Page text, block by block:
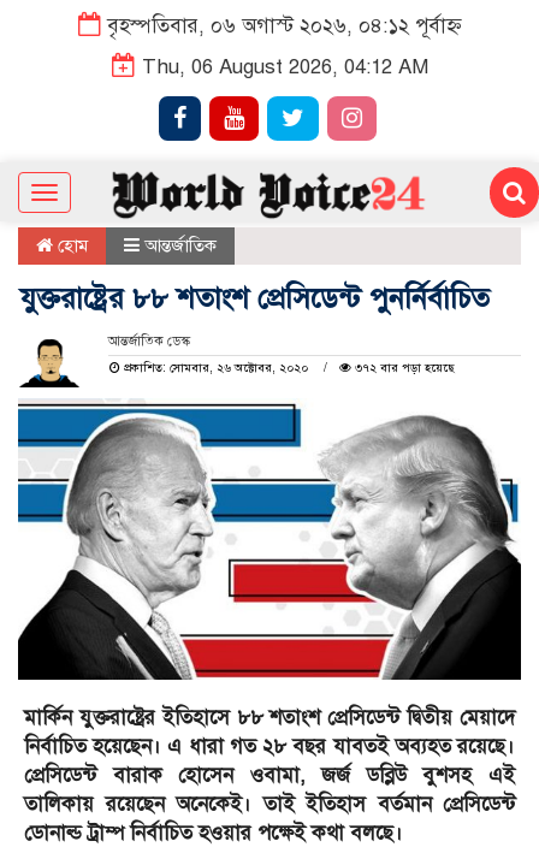
বৃহস্পতিবার, ০৬ অগাস্ট ২০২৬, ০৪:১২ পূর্বাহ্ন
Thu, 06 August 2026, 04:12 AM
Toggle
navigation
হোম আন্তর্জাতিক
যুক্তরাষ্ট্রের ৮৮ শতাংশ প্রেসিডেন্ট পুনর্নির্বাচিত
আন্তর্জাতিক ডেস্ক
প্রকাশিত: সোমবার, ২৬ অক্টোবর, ২০২০
৩৭২ বার পড়া হয়েছে
মার্কিন যুক্তরাষ্ট্রের ইতিহাসে ৮৮ শতাংশ প্রেসিডেন্ট দ্বিতীয় মেয়াদে
নির্বাচিত হয়েছেন। এ ধারা গত ২৮ বছর যাবতই অব্যহত রয়েছে।
প্রেসিডেন্ট বারাক হোসেন ওবামা, জর্জ ডব্লিউ বুশসহ এই
তালিকায় রয়েছেন অনেকেই। তাই ইতিহাস বর্তমান প্রেসিডেন্ট
ডোনাল্ড ট্রাম্প নির্বাচিত হওয়ার পক্ষেই কথা বলছে।